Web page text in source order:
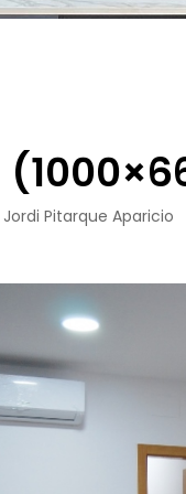
Jordi Pitarque Aparicio